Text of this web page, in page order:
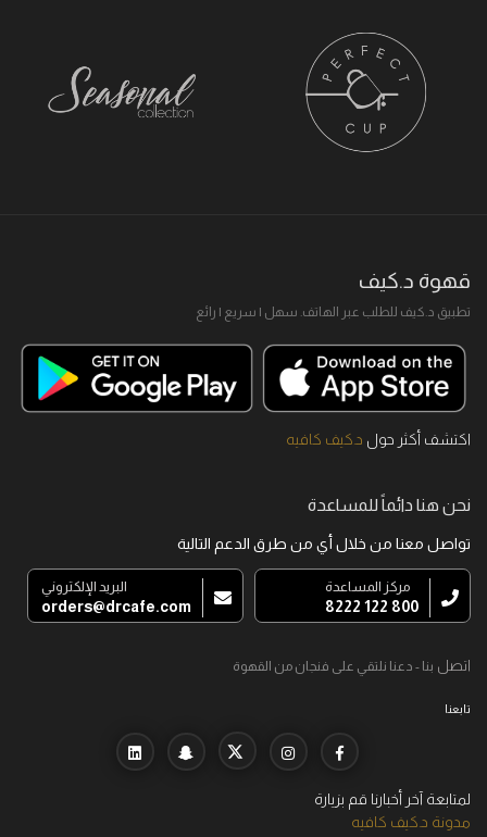
قهوة د.كيف
تطبيق د.كيف للطلب عبر الهاتف. سهل I سريع I رائع
اكتشف أكثر حول د.كيف كافيه
نحن هنا دائماً للمساعدة
تواصل معنا من خلال أي من طرق الدعم التالية
مركز المساعدة
800 122 8222
البريد الإلكتروني
orders@drcafe.com
اتصل بنا - دعنا نلتقي على فنجان من القهوة
تابعنا
لمتابعة آخر أخبارنا قم بزيارة
مدونة د.كيف كافيه